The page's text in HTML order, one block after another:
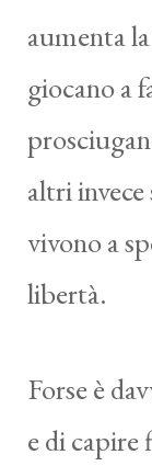
aumenta
giocano a
altri
vivono a
libertà.
Forse è
e di capire